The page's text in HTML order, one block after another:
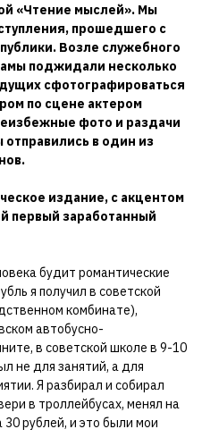
«Чтение мыслей». Мы
прошедшего с
Возле служебного
поджидали несколько
сфотографироваться
по сцене актером
фото и раздачи
отправились в один из
издание, с акцентом
первый заработанный
будит романтические
я получил в советской
комбинате),
автобусно-
в советской школе в 9-10
не для занятий, а для
Я разбирал и собирал
в троллейбусах, менял на
рублей, и это были мои